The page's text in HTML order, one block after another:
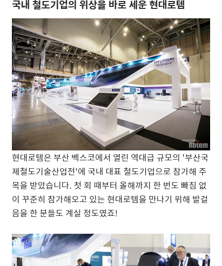
국내 철도기업의 위상을 바로 세운 현대로템
현대로템은 부산 벡스코에서 열린 역대급 규모의 '부산국
제철도기술산업전'에 국내 대표 철도기업으로 참가해 주
목을 받았습니다. 첫 회 때부터 올해까지 한 번도 빠짐 없
이 꾸준히 참가해오고 있는 현대로템을 만나기 위해 발걸
음을 한 분들도 계실 정도였죠!